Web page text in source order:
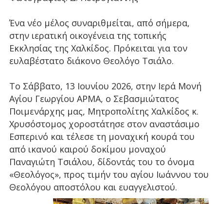
Ένα νέο μέλος συναριθμείται, από σήμερα,
στην ιερατική οικογένεια της τοπικής
Εκκλησίας της Χαλκίδος. Πρόκειται για τον
ευλαβέστατο διάκονο Θεολόγο Τσιάλο.
Το Σάββατο, 13 Ιουνίου 2026, στην Ιερά Μονή
Αγίου Γεωργίου ΑΡΜΑ, ο Σεβασμιώτατος
Ποιμενάρχης μας, Μητροπολίτης Χαλκίδος κ.
Χρυσόστομος χοροστάτησε στον αναστάσιμο
Εσπερινό και τέλεσε τη μοναχική κουρά του
από ικανού καιρού δοκίμου μοναχού
Παναγιώτη Τσιάλου, δίδοντάς του το όνομα
«Θεολόγος», προς τιμήν του αγίου Ιωάννου του
Θεολόγου αποστόλου και ευαγγελιστού.